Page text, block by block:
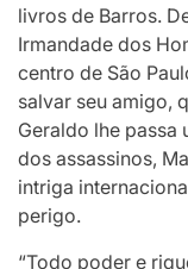
livros de Barros.
Irmandade dos
centro de São
salvar seu amigo,
Geraldo lhe passa
dos assassinos,
intriga
perigo.
“Todo poder e